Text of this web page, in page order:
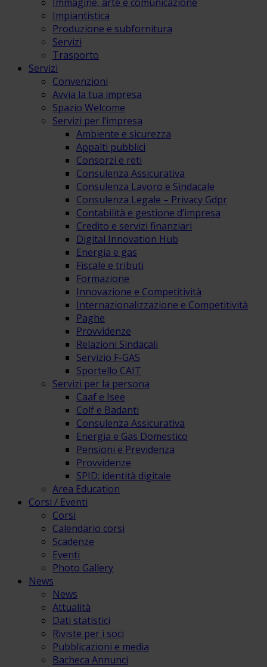
Impiantistica
Produzione e subfornitura
Servizi
Trasporto
Servizi
Convenzioni
Avvia la tua impresa
Spazio Welcome
Servizi per l’impresa
Ambiente e sicurezza
Appalti pubblici
Consorzi e reti
Consulenza Assicurativa
Consulenza Lavoro e Sindacale
Consulenza Legale – Privacy Gdpr
Contabilità e gestione d’impresa
Credito e servizi finanziari
Digital Innovation Hub
Energia e gas
Fiscale e tributi
Formazione
Innovazione e Competitività
Internazionalizzazione e Competitività
Paghe
Provvidenze
Relazioni Sindacali
Servizio F-GAS
Sportello CAIT
Servizi per la persona
Caaf e Isee
Colf e Badanti
Consulenza Assicurativa
Energia e Gas Domestico
Pensioni e Previdenza
Provvidenze
SPID: identità digitale
Area Education
Corsi / Eventi
Corsi
Calendario corsi
Scadenze
Eventi
Photo Gallery
News
News
Attualità
Dati statistici
Riviste per i soci
Pubblicazioni e media
Bacheca Annunci